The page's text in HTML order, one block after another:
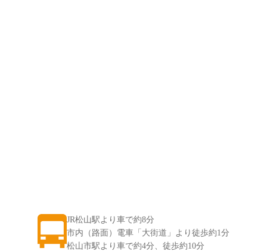
JR松山駅より車で約8分
市内（路面）電車「大街道」より徒歩約1分
松山市駅より車で約4分、徒歩約10分